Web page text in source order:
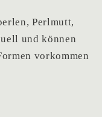
Perlmutt,
und können
vorkommen